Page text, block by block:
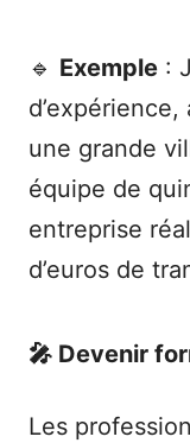
🔹 Exemple :
une grande
équipe de
entreprise
d’euros de
🎤 Devenir
Les